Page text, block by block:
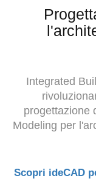
Integrated
progettazione
Modeling per
Scopri ideCAD